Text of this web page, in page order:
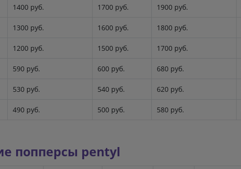
1400 руб. 1700 руб. 1900 руб.
1300 руб. 1600 руб. 1800 руб.
1200 руб. 1500 руб. 1700 руб.
590 руб. 600 руб. 680 руб.
530 руб. 540 руб. 620 руб.
490 руб. 500 руб. 580 руб.
попперсы pentyl